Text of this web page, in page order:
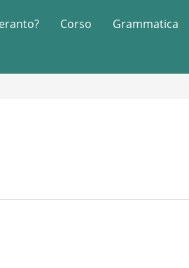
Corso Grammatica